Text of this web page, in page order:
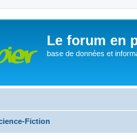
Le forum en
base de données et
Fiction